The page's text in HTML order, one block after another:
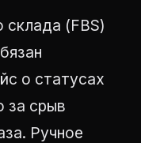
(FBS)
о статусах
за срыв
Ручное